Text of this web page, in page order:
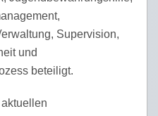
Supervision,
und
beteiligt.